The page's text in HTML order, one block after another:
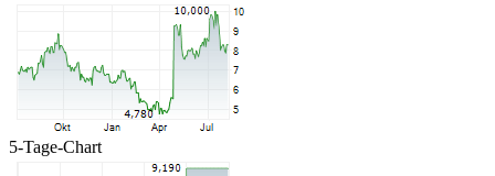
5-Tage-Chart